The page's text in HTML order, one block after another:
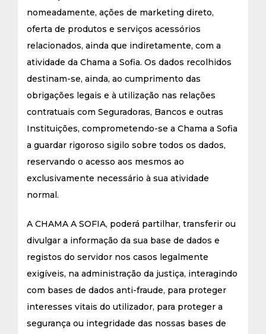
nomeadamente, ações de marketing direto,
oferta de produtos e serviços acessórios
relacionados, ainda que indiretamente, com a
atividade da Chama a Sofia. Os dados recolhidos
destinam-se, ainda, ao cumprimento das
obrigações legais e à utilização nas relações
contratuais com Seguradoras, Bancos e outras
Instituições, comprometendo-se a Chama a Sofia
a guardar rigoroso sigilo sobre todos os dados,
reservando o acesso aos mesmos ao
exclusivamente necessário à sua atividade
normal.
A CHAMA A SOFIA, poderá partilhar, transferir ou
divulgar a informação da sua base de dados e
registos do servidor nos casos legalmente
exigíveis, na administração da justiça, interagindo
com bases de dados anti-fraude, para proteger
interesses vitais do utilizador, para proteger a
segurança ou integridade das nossas bases de